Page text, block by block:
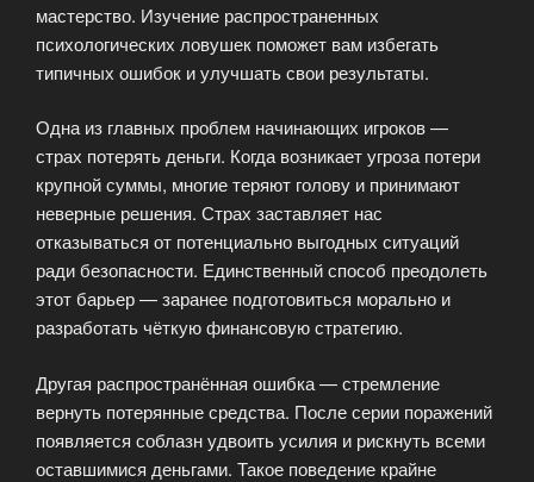
мастерство. Изучение распространенных
психологических ловушек поможет вам избегать
типичных ошибок и улучшать свои результаты.
Одна из главных проблем начинающих игроков —
страх потерять деньги. Когда возникает угроза потери
крупной суммы, многие теряют голову и принимают
неверные решения. Страх заставляет нас
отказываться от потенциально выгодных ситуаций
ради безопасности. Единственный способ преодолеть
этот барьер — заранее подготовиться морально и
разработать чёткую финансовую стратегию.
Другая распространённая ошибка — стремление
вернуть потерянные средства. После серии поражений
появляется соблазн удвоить усилия и рискнуть всеми
оставшимися деньгами. Такое поведение крайне